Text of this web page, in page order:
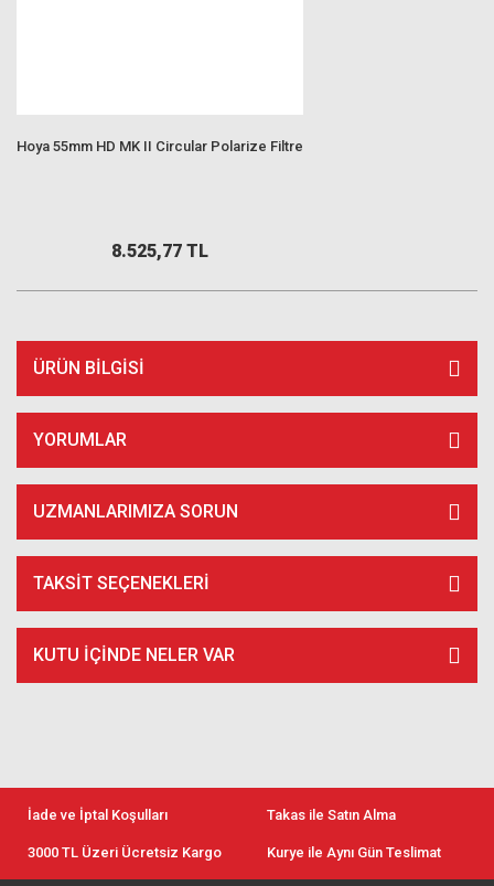
Hoya 55mm HD MK II Circular Polarize Filtre
8.525,77 TL
ÜRÜN BILGISI
YORUMLAR
UZMANLARIMIZA SORUN
TAKSIT SEÇENEKLERI
KUTU İÇİNDE NELER VAR
İade ve İptal Koşulları Takas ile Satın Alma
3000 TL Üzeri Ücretsiz Kargo Kurye ile Aynı Gün Teslimat